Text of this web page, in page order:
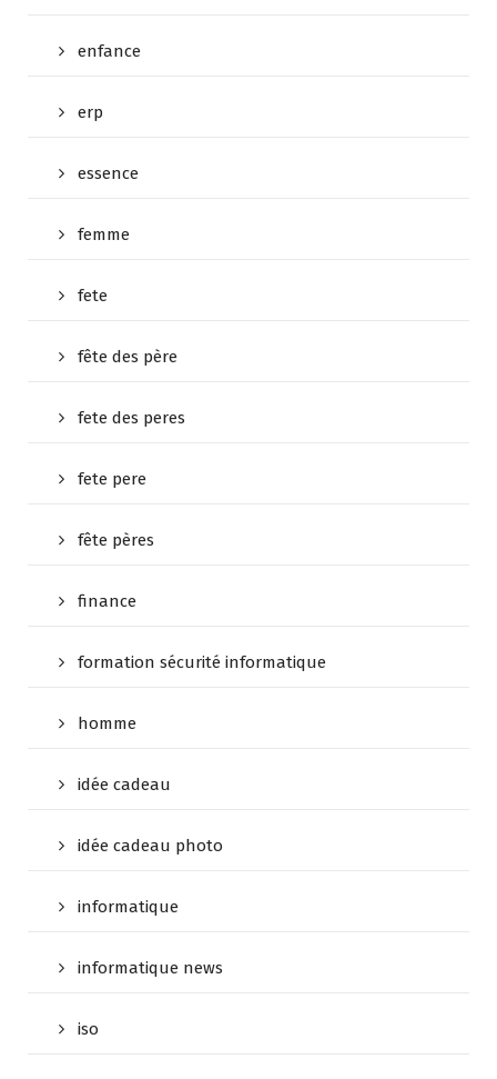
enfance
erp
essence
femme
fete
fête des père
fete des peres
fete pere
fête pères
finance
formation sécurité informatique
homme
idée cadeau
idée cadeau photo
informatique
informatique news
iso